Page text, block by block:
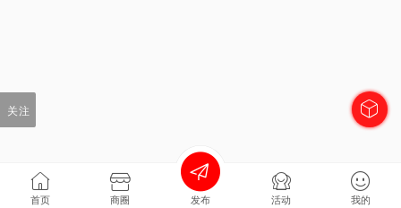
首页 商圈 发布 活动 我的
关注